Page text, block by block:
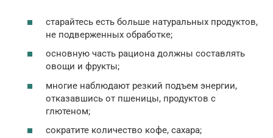
старайтесь есть больше натуральных продуктов,
не подверженных обработке;
основную часть рациона должны составлять
овощи и фрукты;
многие наблюдают резкий подъем энергии,
отказавшись от пшеницы, продуктов с
глютеном;
сократите количество кофе, сахара;